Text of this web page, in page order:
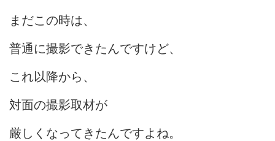
まだこの時は、
普通に撮影できたんですけど、
これ以降から、
対面の撮影取材が
厳しくなってきたんですよね。